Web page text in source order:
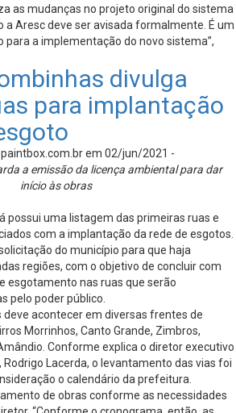
as mudanças no projeto original do sistema
a Aresc deve ser avisada formalmente. É um
para a implementação do novo sistema”,
divulga
para implantação
em 02/jun/2021 -
a emissão da licença ambiental para dar
início às obras
possui uma listagem das primeiras ruas e
com a implantação da rede de esgotos.
do município para que haja
regiões, com o objetivo de concluir com
esgotamento nas ruas que serão
pelo poder público.
acontecer em diversas frentes de
Morrinhos, Canto Grande, Zimbros,
Conforme explica o diretor executivo
Lacerda, o levantamento das vias foi
o calendário da prefeitura.
de obras conforme as necessidades